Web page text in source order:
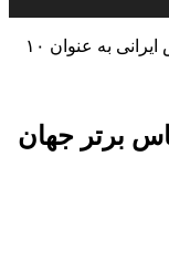
عکاس ایرانی به عنوان ۱۰
به عنوان ۱۰ عکاس برتر جهان